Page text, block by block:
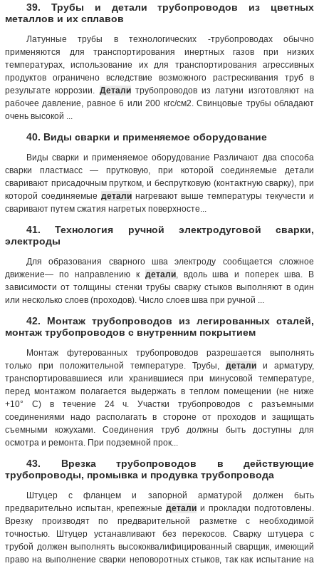
39. Трубы и детали трубопроводов из цветных
металлов и их сплавов
Латунные трубы в технологических -трубопроводах обычно
применяются для транспортирования инертных газов при низких
температурах, использование их для транспортирования агрессивных
продуктов ограничено вследствие возможного растрескивания труб в
результате коррозии. Деталитрубопроводов из латуни изготовляют на
рабочее давление, равное 6 или 200 кгс/см2. Свинцовые трубы обладают
очень высокой ...
40. Виды сварки и применяемое оборудование
Виды сварки и применяемое оборудование Различают два способа
сварки пластмасс — прутковую, при которой соединяемые детали
сваривают присадочным прутком, и беспрутковую (контактную сварку), при
которой соединяемые деталинагревают выше температуры текучести и
сваривают путем сжатия нагретых поверхносте...
41. Технология ручной электродуговой сварки,
электроды
Для образования сварного шва электроду сообщается сложное
движение— по направлению к детали, вдоль шва и поперек шва. В
зависимости от толщины стенки трубы сварку стыков выполняют в один
или несколько слоев (проходов). Число слоев шва при ручной ...
42. Монтаж трубопроводов из легированных сталей,
монтаж трубопроводов с внутренним покрытием
Монтаж футерованных трубопроводов разрешается выполнять
только при положительной температуре. Трубы, детали и арматуру,
транспортировавшиеся или хранившиеся при минусовой температуре,
перед монтажом полагается выдержать в теплом помещении (не ниже
+10° С) в течение 24 ч. Участки трубопроводов с разъемными
соединениями надо располагать в стороне от проходов и защищать
съемными кожухами. Соединения труб должны быть доступны для
осмотра и ремонта. При подземной прок...
43. Врезка трубопроводов в действующие
трубопроводы, промывка и продувка трубопровода
Штуцер с фланцем и запорной арматурой должен быть
предварительно испытан, крепежные детали и прокладки подготовлены.
Врезку производят по предварительной разметке с необходимой
точностью. Штуцер устанавливают без перекосов. Сварку штуцера с
трубой должен выполнять высококвалифицированный сварщик, имеющий
право на выполнение сварки неповоротных стыков, так как испытание на